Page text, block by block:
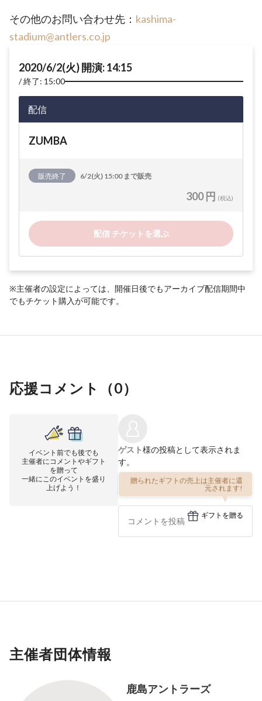
その他のお問い合わせ先： kashima-
stadium@antlers.co.jp
2020/6/2(火) 開演: 14:15
終了: 15:00
配信
ZUMBA
販売終了 6/2(火) 15:00 まで販売
300 円 (税込)
配信 チケットを選ぶ
※主催者の設定によっては、開催日後でもアーカイブ配信期間中
でもチケット購入が可能です。
応援コメント（0）
イベント前でも後でも
主催者にコメントやギフト
を贈って
一緒にこのイベントを盛り
上げよう！
ゲスト様の投稿として表示されま
す。
贈られたギフトの売上は主催者に還
元されます!
ギフトを贈る
主催者団体情報
鹿島アントラーズ